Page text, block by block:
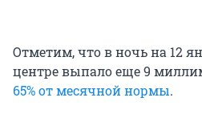
Отметим, что в ночь на 12
центре выпало еще 9
65% от месячной нормы.